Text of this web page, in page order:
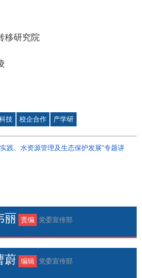
移研究院
技 校企合作 产学研
践、水资源管理及生态保护发展”专题讲
丽 责编 党委宣传部
蔚 编辑 党委宣传部